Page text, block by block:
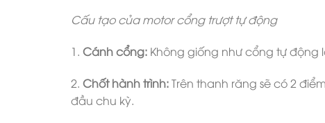
Cấu tạo của motor cổng trượt tự động
1. Cánh cổng: Không giống như cổng tự động
2. Chốt hành trình:Trên thanh răng sẽ có 2
đầu chu kỳ.